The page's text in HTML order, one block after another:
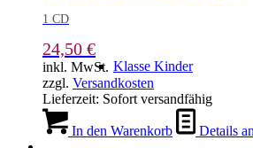
Klasse Kinder
1 CD
24,50 €
inkl. MwSt.
zzgl. Versandkosten
Lieferzeit: Sofort versandfähig
In den Warenkorb Details